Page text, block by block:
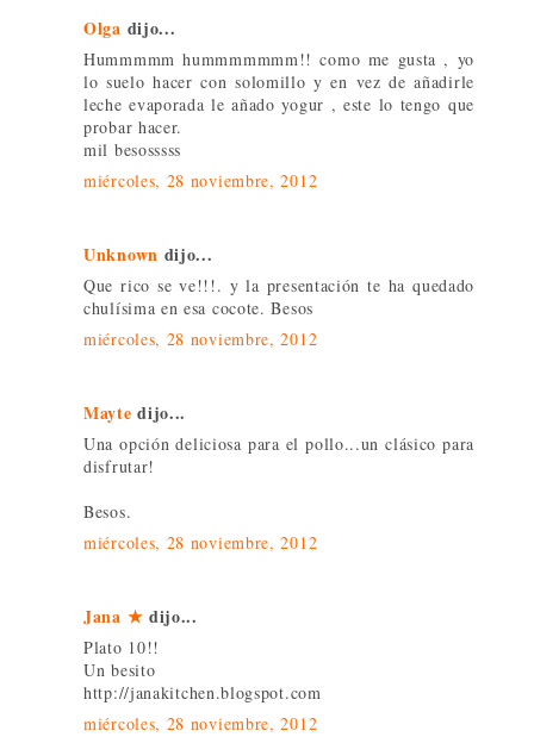
Olga dijo...
Hummmmm hummmmmmm!! como me gusta , yo
lo suelo hacer con solomillo y en vez de añadirle
leche evaporada le añado yogur , este lo tengo que
probar hacer.
mil besosssss
miércoles, 28 noviembre, 2012
Unknown dijo...
Que rico se ve!!!. y la presentación te ha quedado
chulísima en esa cocote. Besos
miércoles, 28 noviembre, 2012
Mayte dijo...
Una opción deliciosa para el pollo...un clásico para
disfrutar!
Besos.
miércoles, 28 noviembre, 2012
Jana ★ dijo...
Plato 10!!
Un besito
http://janakitchen.blogspot.com
miércoles, 28 noviembre, 2012